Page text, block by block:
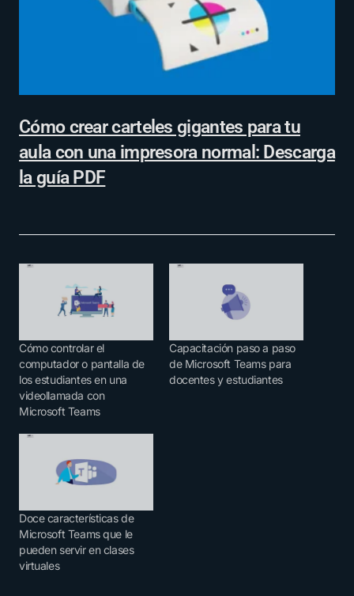
Cómo crear carteles gigantes para tu
aula con una impresora normal: Descarga
la guía PDF
Cómo controlar el
computador o pantalla de
los estudiantes en una
videollamada con
Microsoft Teams
Capacitación paso a paso
de Microsoft Teams para
docentes y estudiantes
Doce características de
Microsoft Teams que le
pueden servir en clases
virtuales